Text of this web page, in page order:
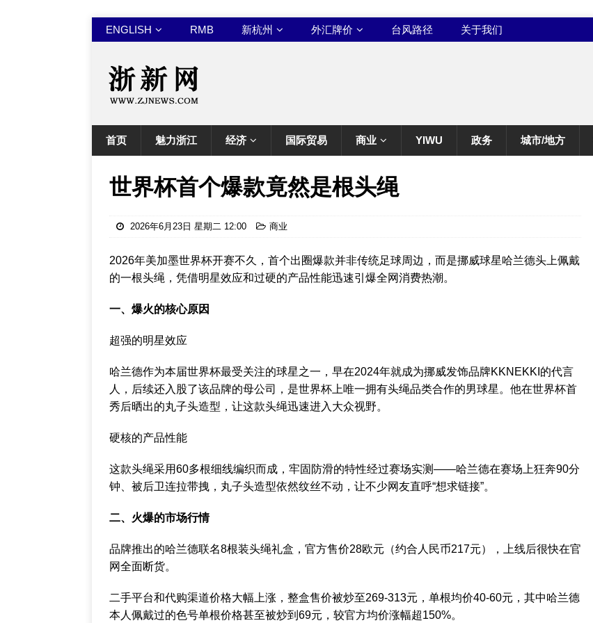
ENGLISH RMB 新杭州 外汇牌价 台风路径 关于我们
首页 魅力浙江 经济 国际贸易 商业 YIWU 政务 城市/地方
世界杯首个爆款竟然是根头绳
2026年6月23日 星期二 12:00 商业
2026年美加墨世界杯开赛不久，首个出圈爆款并非传统足球周边，而是挪威球星哈兰德头上佩戴
的一根头绳，凭借明星效应和过硬的产品性能迅速引爆全网消费热潮。
一、爆火的核心原因
‌超强的明星效应‌
哈兰德作为本届世界杯最受关注的球星之一，早在2024年就成为挪威发饰品牌KKNEKKI的代言
人，后续还入股了该品牌的母公司，是世界杯上唯一拥有头绳品类合作的男球星。他在世界杯首
秀后晒出的丸子头造型，让这款头绳迅速进入大众视野。
‌硬核的产品性能‌
这款头绳采用60多根细线编织而成，牢固防滑的特性经过赛场实测——哈兰德在赛场上狂奔90分
钟、被后卫连拉带拽，丸子头造型依然纹丝不动，让不少网友直呼“想求链接”。
二、火爆的市场行情
品牌推出的哈兰德联名8根装头绳礼盒，官方售价28欧元（约合人民币217元），上线后很快在官
网全面断货。
二手平台和代购渠道价格大幅上涨，整盒售价被炒至269-313元，单根均价40-60元，其中哈兰德
本人佩戴过的色号单根价格甚至被炒到69元，较官方均价涨幅超150%。